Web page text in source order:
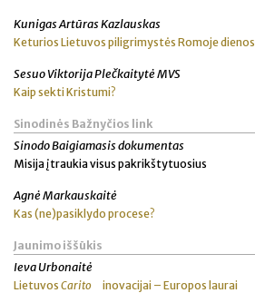
Kunigas Artūras Kazlauskas
Keturios Lietuvos piligrimystės Romoje dienos
Sesuo Viktorija Plečkaitytė MVS
Kaip sekti Kristumi?
Sinodinės Bažnyčios link
Sinodo Baigiamasis dokumentas
Misija įtraukia visus pakrikštytuosius
Agnė Markauskaitė
Kas (ne)pasiklydo procese?
Jaunimo iššūkis
Ieva Urbonaitė
Lietuvos Carito inovacijai – Europos laurai